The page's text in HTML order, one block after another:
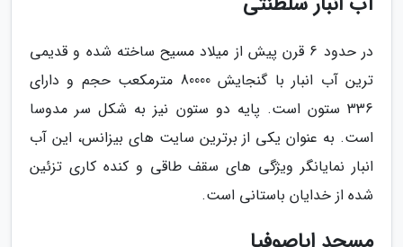
در حدود 6 قرن پیش از میلاد مسیح ساخته شده و قدیمی
ترین آب انبار با گنجایش 80000 مترمکعب حجم و دارای
336 ستون است. پایه دو ستون نیز به شکل سر مدوسا
است. به عنوان یکی از برترین سایت های بیزانس، این آب
انبار نمایانگر ویژگی های سقف طاقی و کنده کاری تزئین
شده از خدایان باستانی است.